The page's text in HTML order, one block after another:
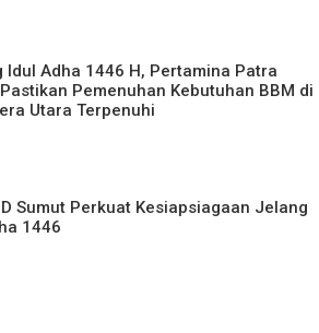
Idul Adha 1446 H, Pertamina Patra
Pemenuhan Kebutuhan BBM di
Utara Terpenuhi
Sumut Perkuat Kesiapsiagaan Jelang
1446